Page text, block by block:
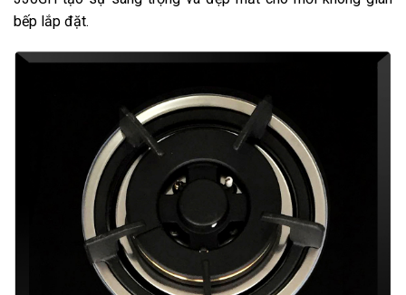
bếp lắp đặt.